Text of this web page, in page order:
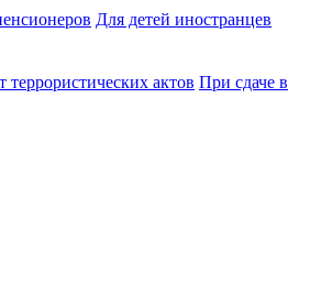
Для детей иностранцев
террористических актов При сдаче в